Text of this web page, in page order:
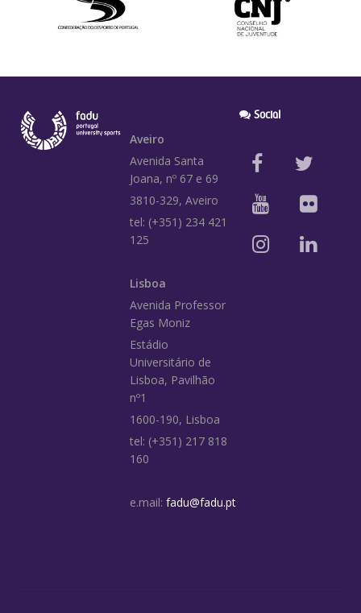
Aveiro
Avenida Santa
Joana, nº 67 e 69
3810-329, Aveiro
tel: (+351) 234 421
125
Lisboa
Avenida Professor
Egas Moniz
Estádio
Universitário de
Lisboa, Pavilhão
nº1
1600-190, Lisboa
tel: (+351) 217 818
160
e.mail: fadu@fadu.pt
Social